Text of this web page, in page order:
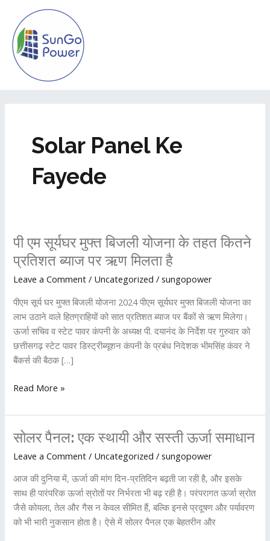
content
Solar Panel Ke
Fayede
पी एम सूर्यघर मुफ्त बिजली योजना के तहत कितने
प्रतिशत ब्याज पर ऋण मिलता है
Leave a Comment / Uncategorized /sungopower
पीएम सूर्य घर मुफ्त बिजली योजना 2024 पीएम सूर्यघर मुफ्त बिजली योजना का
लाभ उठाने वाले हितग्राहियों को सात प्रतिशत ब्याज पर बैंकों से ऋण मिलेगा।
ऊर्जा सचिव व स्टेट पावर कंपनी के अध्यक्ष पी. दयानंद के निर्देश पर गुरुवार को
छत्तीसगढ़ स्टेट पावर डिस्ट्रीब्यूशन कंपनी के प्रबंध निदेशक भीमसिंह कंवर ने
बैंकर्स की बैठक […]
पी
एम
सूर्यघर
मुफ्त
बिजली
योजना
के
तहत
कितने
ब्याज
ऋण
मिलता
है
Read More »
सोलर पैनल: एक स्थायी और सस्ती ऊर्जा समाधान
Leave a Comment / Uncategorized /sungopower
आज की दुनिया में, ऊर्जा की मांग दिन-प्रतिदिन बढ़ती जा रही है, और इसके
साथ ही पारंपरिक ऊर्जा स्रोतों पर निर्भरता भी बढ़ रही है। परंपरागत ऊर्जा स्रोत
जैसे कोयला, तेल और गैस न केवल सीमित हैं, बल्कि इनसे प्रदूषण और पर्यावरण
को भी भारी नुकसान होता है। ऐसे में सोलर पैनल एक बेहतरीन और
सोलर
स्थायी
और
सस्ती
ऊर्जा